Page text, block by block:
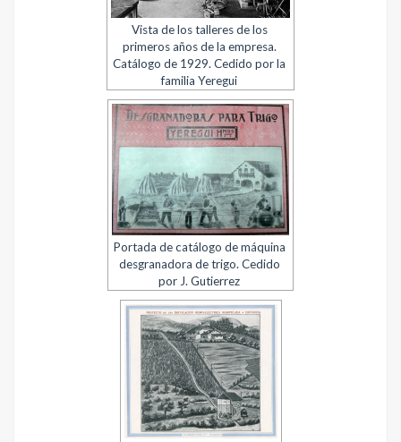
Vista de los talleres de los
primeros años de la empresa.
Catálogo de 1929. Cedido por la
familia Yeregui
Portada de catálogo de máquina
desgranadora de trigo. Cedido
por J. Gutierrez